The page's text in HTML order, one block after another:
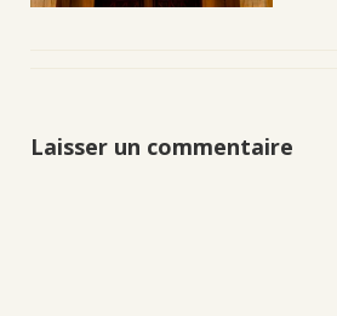
Laisser un commentaire